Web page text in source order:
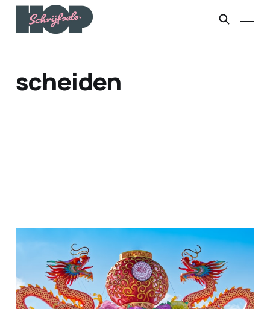
scheiden
Sss...
15 feb. 20264 min leestijd Betaald